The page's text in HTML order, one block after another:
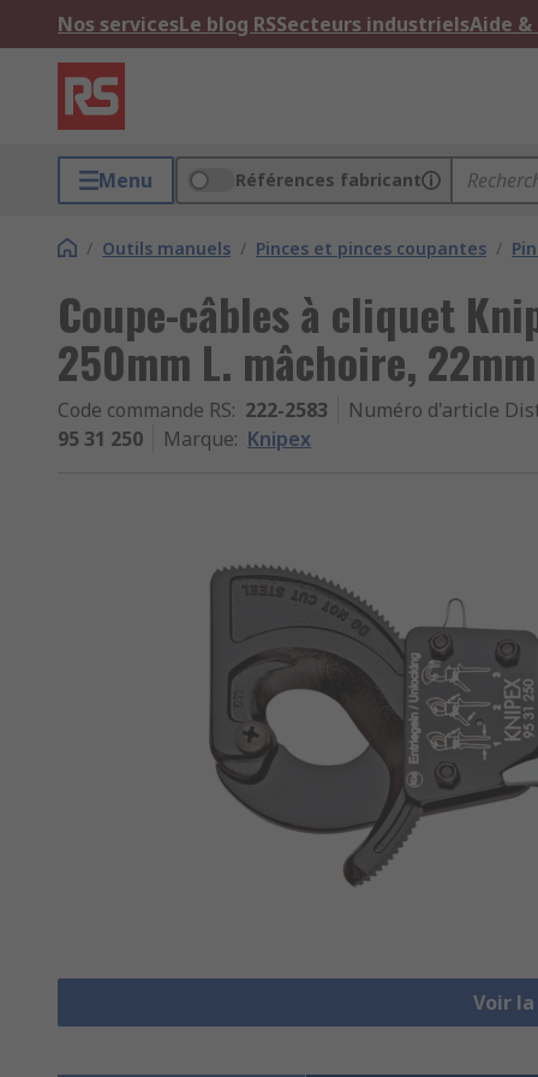
Nos servicesLe blog RSSecteurs industrielsAide
Menu Références fabricant
/ Outils manuels / Pinces et pinces coupantes /
Coupe-câbles à cliquet
250mm L. mâchoire, 22mm
Code commande RS: 222-2583 Numéro d'article
95 31 250
Marque: Knipex
Voir